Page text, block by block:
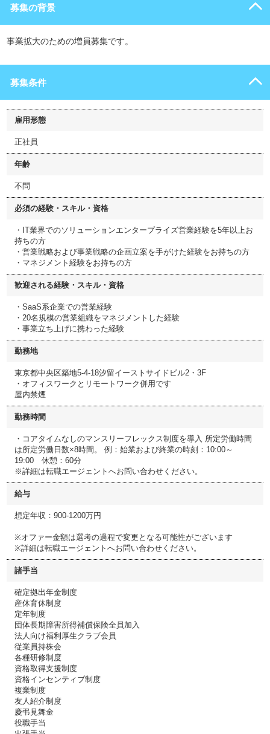
募集の背景
事業拡大のための増員募集です。
募集条件
雇用形態
正社員
年齢
不問
必須の経験・スキル・資格
・IT業界でのソリューションエンタープライズ営業経験を5年以上お
持ちの方
・営業戦略および事業戦略の企画立案を手がけた経験をお持ちの方
・マネジメント経験をお持ちの方
歓迎される経験・スキル・資格
・SaaS系企業での営業経験
・20名規模の営業組織をマネジメントした経験
・事業立ち上げに携わった経験
勤務地
東京都中央区築地5-4-18汐留イーストサイドビル2・3F
・オフィスワークとリモートワーク併用です
屋内禁煙
勤務時間
・コアタイムなしのマンスリーフレックス制度を導入 所定労働時間
は所定労働日数×8時間。 例：始業および終業の時刻：10:00～
19:00 休憩：60分
※詳細は転職エージェントへお問い合わせください。
給与
想定年収：900-1200万円
※オファー金額は選考の過程で変更となる可能性がございます
※詳細は転職エージェントへお問い合わせください。
諸手当
確定拠出年金制度
産休育休制度
定年制度
団体長期障害所得補償保険全員加入
法人向け福利厚生クラブ会員
従業員持株会
各種研修制度
資格取得支援制度
資格インセンティブ制度
複業制度
友人紹介制度
慶弔見舞金
役職手当